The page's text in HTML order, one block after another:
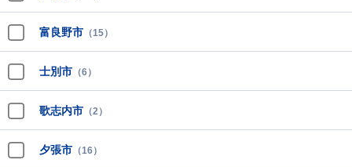
富良野市 （15）
士別市 （6）
歌志内市 （2）
夕張市 （16）